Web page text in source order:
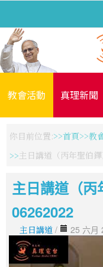
教會活動 真理新聞
你目前位置: 首頁 教
主日講道（丙年聖伯
主日講道（丙
06262022
主日講道 / 25 六月